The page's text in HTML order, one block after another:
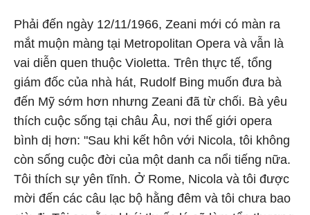
Phải đến ngày 12/11/1966, Zeani mới có màn ra
mắt muộn màng tại Metropolitan Opera và vẫn là
vai diễn quen thuộc Violetta. Trên thực tế, tổng
giám đốc của nhà hát, Rudolf Bing muốn đưa bà
đến Mỹ sớm hơn nhưng Zeani đã từ chối. Bà yêu
thích cuộc sống tại châu Âu, nơi thế giới opera
bình dị hơn: "Sau khi kết hôn với Nicola, tôi không
còn sống cuộc đời của một danh ca nổi tiếng nữa.
Tôi thích sự yên tĩnh. Ở Rome, Nicola và tôi được
mời đến các câu lạc bộ hằng đêm và tôi chưa bao